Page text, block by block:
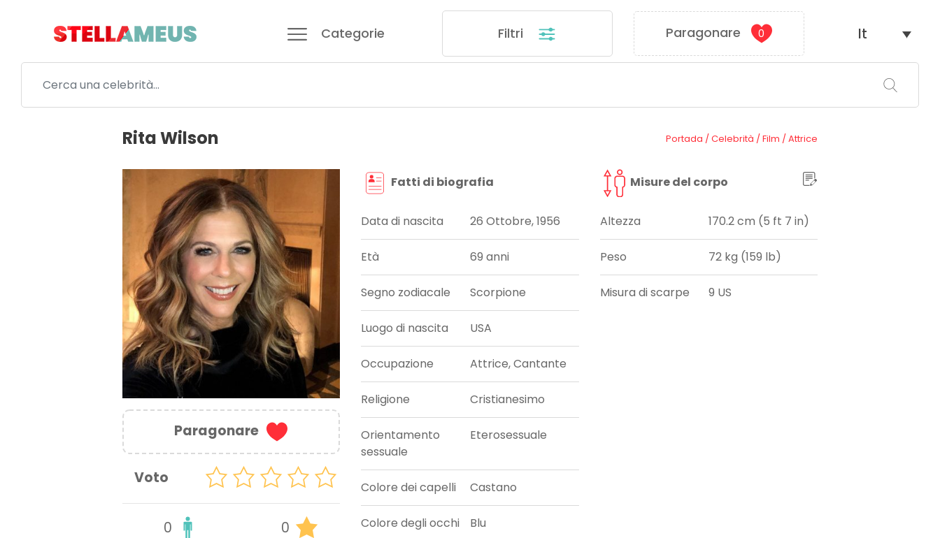
Categorie Filtri Paragonare 0 It
Rita Wilson Portada /Celebrità /Film /Attrice
Paragonare
Voto
0 0
Fatti di biografia
Data di nascita 26 Ottobre, 1956
Età 69 anni
Segno zodiacale Scorpione
Luogo di nascita USA
Occupazione Attrice, Cantante
Religione Cristianesimo
Orientamento
sessuale
Eterosessuale
Colore dei capelli Castano
Colore degli occhi Blu
Misure del corpo
Altezza 170.2 cm (5 ft 7 in)
Peso 72 kg (159 lb)
Misura di scarpe 9 US